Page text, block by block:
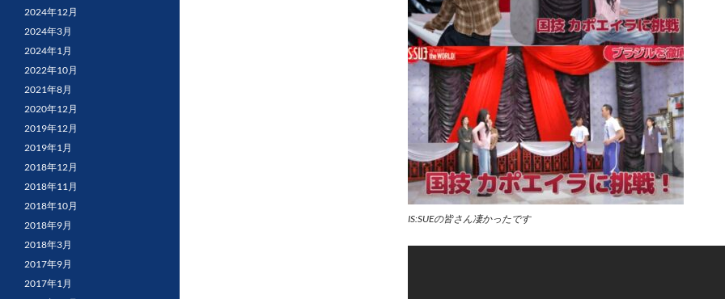
IS:SUEの皆さん凄かったです
2024年12月
2024年3月
2024年1月
2022年10月
2021年8月
2020年12月
2019年12月
2019年1月
2018年12月
2018年11月
2018年10月
2018年9月
2018年3月
2017年9月
2017年1月